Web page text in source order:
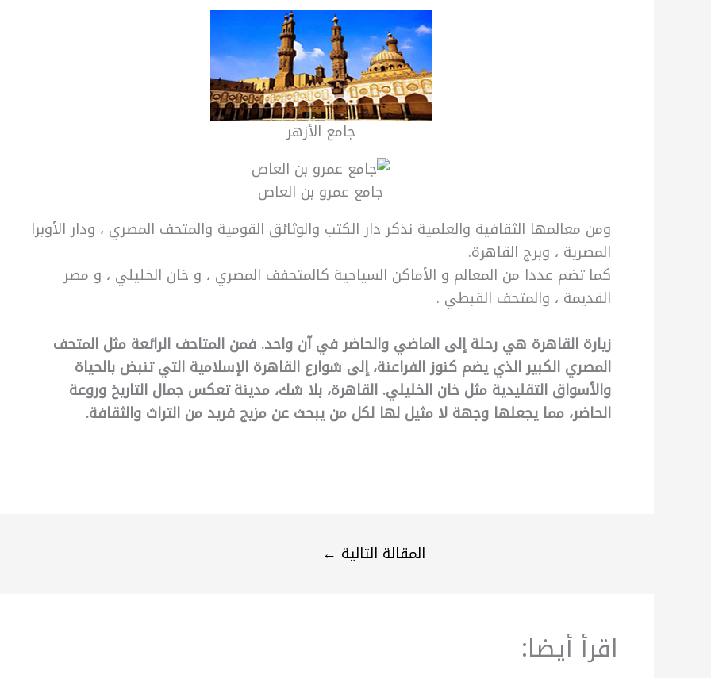
جامع الأزهر
جامع عمرو بن العاص
ومن معالمها الثقافية والعلمية نذكر دار الكتب والوثائق القومية والمتحف المصري ، ودار الأوبرا
المصرية ، وبرج القاهرة.
كما تضم عددا من المعالم و الأماكن السياحية كالمتحفف المصري ، و خان الخليلي ، و مصر
القديمة ، والمتحف القبطي .
زيارة القاهرة هي رحلة إلى الماضي والحاضر في آن واحد. فمن المتاحف الرائعة مثل المتحف
المصري الكبير الذي يضم كنوز الفراعنة، إلى شوارع القاهرة الإسلامية التي تنبض بالحياة
والأسواق التقليدية مثل خان الخليلي. القاهرة، بلا شك، مدينة تعكس جمال التاريخ وروعة
الحاضر، مما يجعلها وجهة لا مثيل لها لكل من يبحث عن مزيج فريد من التراث والثقافة.
المقالة التالية ←
اقرأ أيضا: